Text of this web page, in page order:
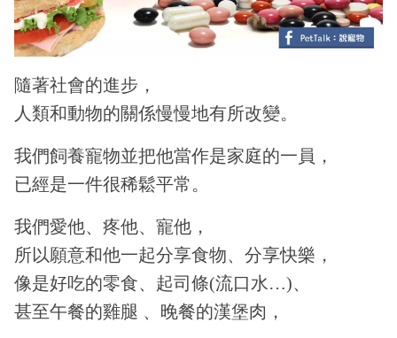
隨著社會的進步，
人類和動物的關係慢慢地有所改變。
我們飼養寵物並把他當作是家庭的一員，
已經是一件很稀鬆平常。
我們愛他、疼他、寵他，
所以願意和他一起分享食物、分享快樂，
像是好吃的零食、起司條(流口水…)、
甚至午餐的雞腿 、晚餐的漢堡肉，